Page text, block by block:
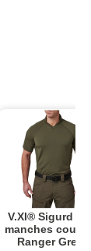
V.XI® Sigurd
manches
Ranger Green